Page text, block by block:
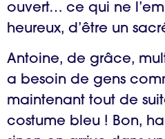
ouvert… ce qui ne
heureux, d’être un
Antoine, de grâce,
a besoin de gens
maintenant tout de
costume bleu ! Bon,